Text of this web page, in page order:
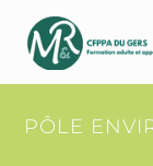
contenu
PÔLE